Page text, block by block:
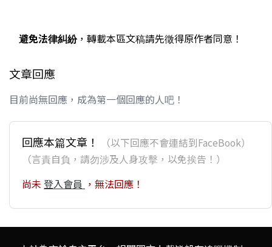
避免法律糾紛，轉載本區文稿請先徵得原作者同意！
文章回應
目前尚無回應，成為第一個回應的人吧！
回應本篇文章！
（以下回應不會連結到FaceBook）
（言責自負，請勿涉及人身攻擊，以免挨告！）
尚未 登入會員 ，無法回應！